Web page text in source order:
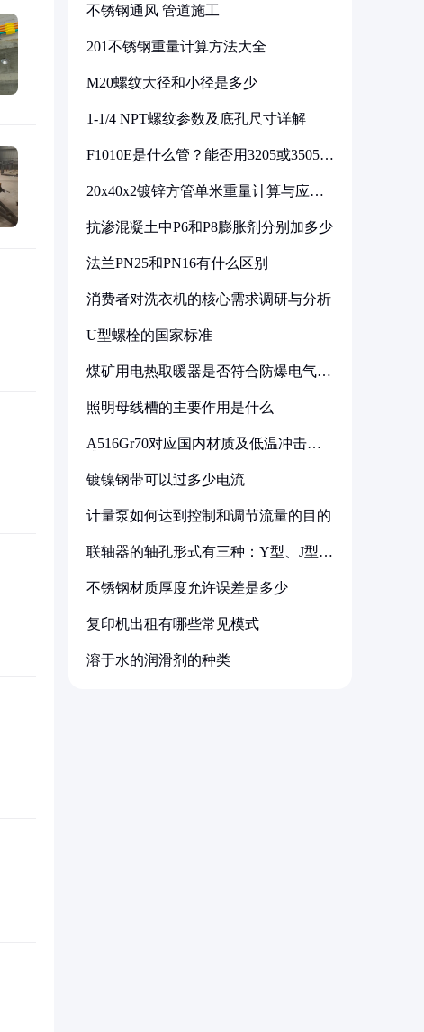
不锈钢通风 管道施工
201不锈钢重量计算方法大全
M20螺纹大径和小径是多少
1-1/4 NPT螺纹参数及底孔尺寸详解
F1010E是什么管？能否用3205或3505代
20x40x2镀锌方管单米重量计算与应用
抗渗混凝土中P6和P8膨胀剂分别加多少
法兰PN25和PN16有什么区别
消费者对洗衣机的核心需求调研与分析
U型螺栓的国家标准
煤矿用电热取暖器是否符合防爆电气设
照明母线槽的主要作用是什么
A516Gr70对应国内材质及低温冲击要
镀镍钢带可以过多少电流
计量泵如何达到控制和调节流量的目的
联轴器的轴孔形式有三种：Y型、J型、
不锈钢材质厚度允许误差是多少
复印机出租有哪些常见模式
溶于水的润滑剂的种类